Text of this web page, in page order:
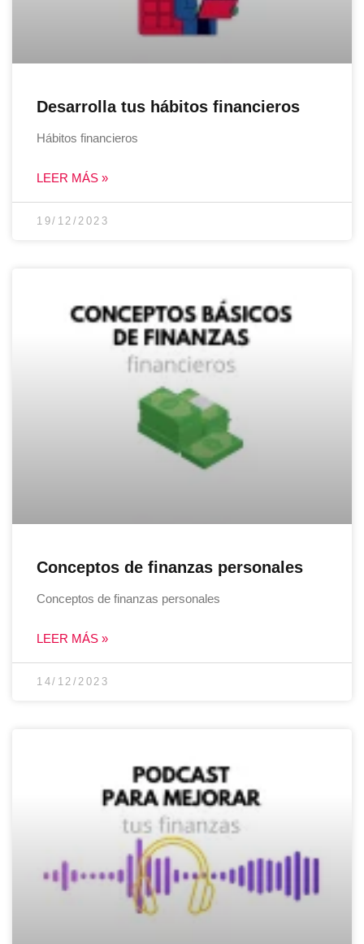
Desarrolla tus hábitos financieros
Hábitos financieros
LEER MÁS »
19/12/2023
Conceptos de finanzas personales
Conceptos de finanzas personales
LEER MÁS »
14/12/2023